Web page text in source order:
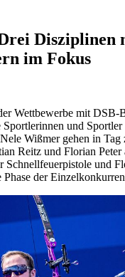
Disziplinen
im Fokus
Wettbewerbe mit DSB-
Sportlerinnen und
Wißmer gehen in Tag
Reitz und Florian Peter
Schnellfeuerpistole und
Phase der